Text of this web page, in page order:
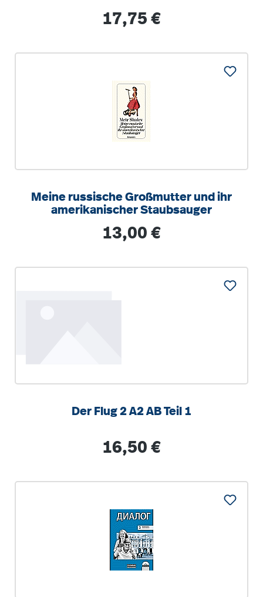
Regulärer Preis:
17,75 €
Meine russische Großmutter und ihr
amerikanischer Staubsauger
Regulärer Preis:
13,00 €
Der Flug 2 A2 AB Teil 1
Regulärer Preis:
16,50 €